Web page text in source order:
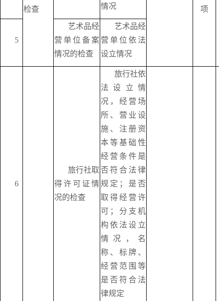
检查
情况
项
5
艺术品经
营单位备案
情况的检查
艺术品经
营单位依法
设立情况
6
旅行社取
得许可证情
况的检查
旅行社依
法设立情
况，经营场
所、营业设
施、注册资
本等基础性
经营条件是
否符合法律
规定；是否
取得经营许
可；分支机
构依法设立
情况，名
称、标牌、
经营范围等
是否符合法
律规定